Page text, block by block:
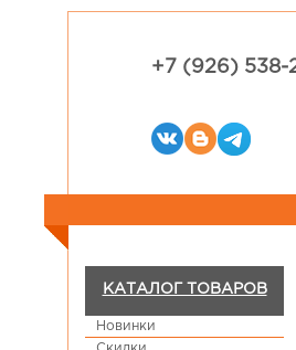
+7 (926) 538-
КАТАЛОГ ТОВАРОВ
Новинки